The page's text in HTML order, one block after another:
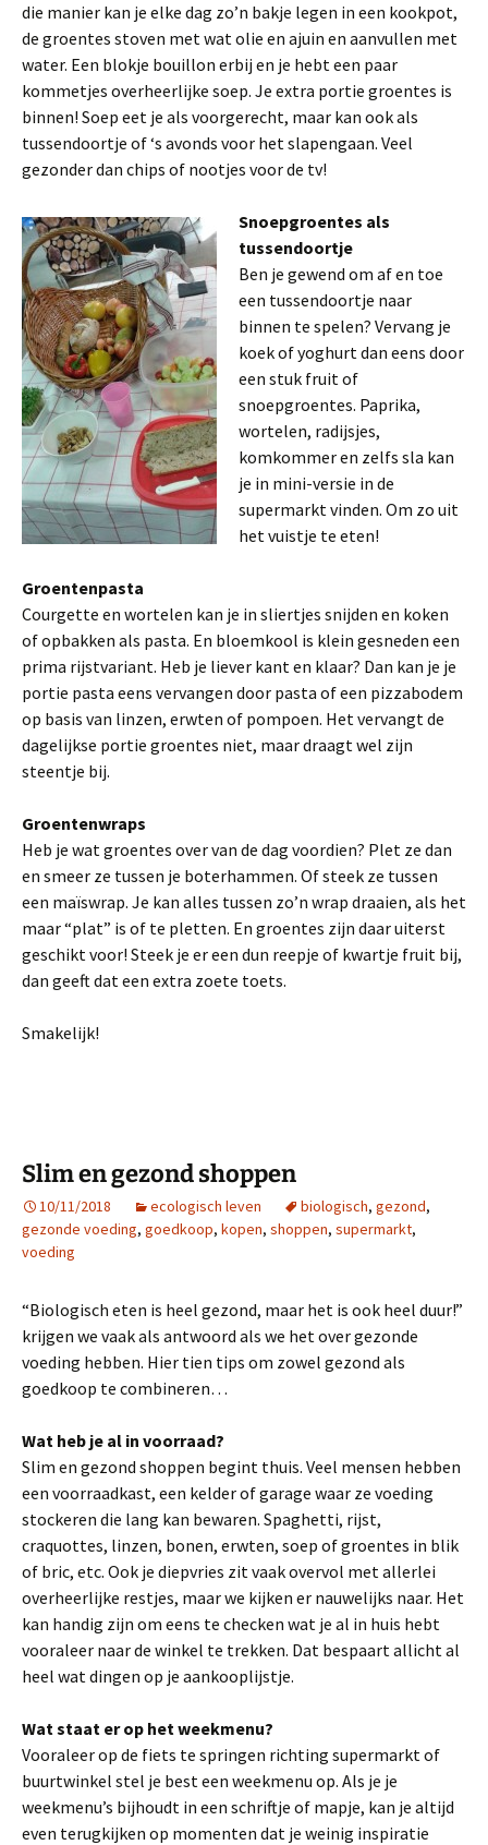
die manier kan je elke dag zo’n bakje legen in een kookpot,
de groentes stoven met wat olie en ajuin en aanvullen met
water. Een blokje bouillon erbij en je hebt een paar
kommetjes overheerlijke soep. Je extra portie groentes is
binnen! Soep eet je als voorgerecht, maar kan ook als
tussendoortje of ‘s avonds voor het slapengaan. Veel
gezonder dan chips of nootjes voor de tv!
Snoepgroentes als
tussendoortje
Ben je gewend om af en toe
een tussendoortje naar
binnen te spelen? Vervang je
koek of yoghurt dan eens door
een stuk fruit of
snoepgroentes. Paprika,
wortelen, radijsjes,
komkommer en zelfs sla kan
je in mini-versie in de
supermarkt vinden. Om zo uit
het vuistje te eten!
Groentenpasta
Courgette en wortelen kan je in sliertjes snijden en koken
of opbakken als pasta. En bloemkool is klein gesneden een
prima rijstvariant. Heb je liever kant en klaar? Dan kan je je
portie pasta eens vervangen door pasta of een pizzabodem
op basis van linzen, erwten of pompoen. Het vervangt de
dagelijkse portie groentes niet, maar draagt wel zijn
steentje bij.
Groentenwraps
Heb je wat groentes over van de dag voordien? Plet ze dan
en smeer ze tussen je boterhammen. Of steek ze tussen
een maïswrap. Je kan alles tussen zo’n wrap draaien, als het
maar “plat” is of te pletten. En groentes zijn daar uiterst
geschikt voor! Steek je er een dun reepje of kwartje fruit bij,
dan geeft dat een extra zoete toets.
Smakelijk!
Slim en gezond shoppen
10/11/2018 ecologisch leven biologisch, gezond,
gezonde voeding, goedkoop, kopen, shoppen, supermarkt,
voeding
“Biologisch eten is heel gezond, maar het is ook heel duur!”
krijgen we vaak als antwoord als we het over gezonde
voeding hebben. Hier tien tips om zowel gezond als
goedkoop te combineren…
Wat heb je al in voorraad?
Slim en gezond shoppen begint thuis. Veel mensen hebben
een voorraadkast, een kelder of garage waar ze voeding
stockeren die lang kan bewaren. Spaghetti, rijst,
craquottes, linzen, bonen, erwten, soep of groentes in blik
of bric, etc. Ook je diepvries zit vaak overvol met allerlei
overheerlijke restjes, maar we kijken er nauwelijks naar. Het
kan handig zijn om eens te checken wat je al in huis hebt
vooraleer naar de winkel te trekken. Dat bespaart allicht al
heel wat dingen op je aankooplijstje.
Wat staat er op het weekmenu?
Vooraleer op de fiets te springen richting supermarkt of
buurtwinkel stel je best een weekmenu op. Als je je
weekmenu’s bijhoudt in een schriftje of mapje, kan je altijd
even terugkijken op momenten dat je weinig inspiratie